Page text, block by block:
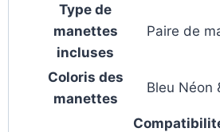
Type de
manettes
incluses
Paire de
Coloris des
manettes
Bleu Néon